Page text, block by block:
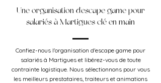
Une organisation d'escape game pour
salariés à Martigues clé en main
Confiez-nous l'organisation d'escape game pour
salariés à Martigues et libérez-vous de toute
contrainte logistique. Nous sélectionnons pour vous
les meilleurs prestataires, traiteurs et animations